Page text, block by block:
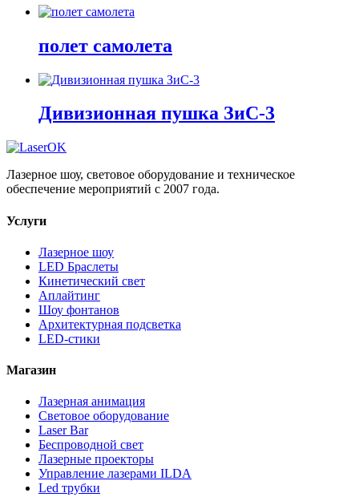
полет самолета
Дивизионная пушка ЗиС-3
Лазерное шоу, световое оборудование и техническое
обеспечение мероприятий с 2007 года.
Услуги
Лазерное шоу
LED Браслеты
Кинетический свет
Аплайтинг
Шоу фонтанов
Архитектурная подсветка
LED-стики
Магазин
Лазерная анимация
Световое оборудование
Laser Bar
Беспроводной свет
Лазерные проекторы
Управление лазерами ILDA
Led трубки